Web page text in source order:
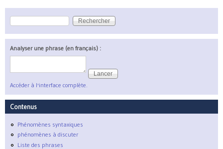
Formulaire de recherche
Rechercher
Analyser une phrase (en français) :
Accéder à l'interface complète.
Contenus
Phénomènes syntaxiques
phénomènes à discuter
Liste des phrases